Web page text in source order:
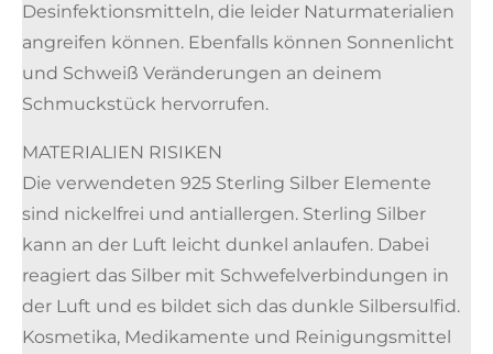
Desinfektionsmitteln, die leider Naturmaterialien
angreifen können. Ebenfalls können Sonnenlicht
und Schweiß Veränderungen an deinem
Schmuckstück hervorrufen.
MATERIALIEN RISIKEN
Die verwendeten 925 Sterling Silber Elemente
sind nickelfrei und antiallergen. Sterling Silber
kann an der Luft leicht dunkel anlaufen. Dabei
reagiert das Silber mit Schwefelverbindungen in
der Luft und es bildet sich das dunkle Silbersulfid.
Kosmetika, Medikamente und Reinigungsmittel